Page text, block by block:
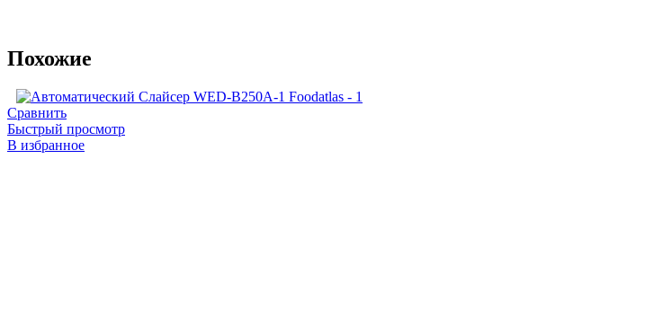
Похожие
Сравнить
Быстрый просмотр
В избранное